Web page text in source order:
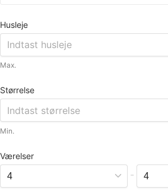
Husleje
Max.
Størrelse
Min.
Værelser
-